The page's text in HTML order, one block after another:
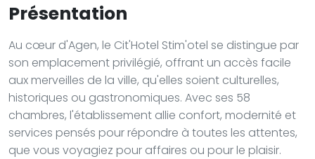
Présentation
Au cœur d'Agen, le Cit'Hotel Stim'otel se distingue par
son emplacement privilégié, offrant un accès facile
aux merveilles de la ville, qu'elles soient culturelles,
historiques ou gastronomiques. Avec ses 58
chambres, l'établissement allie confort, modernité et
services pensés pour répondre à toutes les attentes,
que vous voyagiez pour affaires ou pour le plaisir.